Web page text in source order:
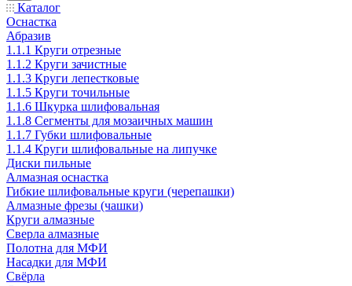
Каталог
Оснастка
Абразив
1.1.1 Круги отрезные
1.1.2 Круги зачистные
1.1.3 Круги лепестковые
1.1.5 Круги точильные
1.1.6 Шкурка шлифовальная
1.1.8 Сегменты для мозаичных машин
1.1.7 Губки шлифовальные
1.1.4 Круги шлифовальные на липучке
Диски пильные
Алмазная оснастка
Гибкие шлифовальные круги (черепашки)
Алмазные фрезы (чашки)
Круги алмазные
Сверла алмазные
Полотна для МФИ
Насадки для МФИ
Свёрла